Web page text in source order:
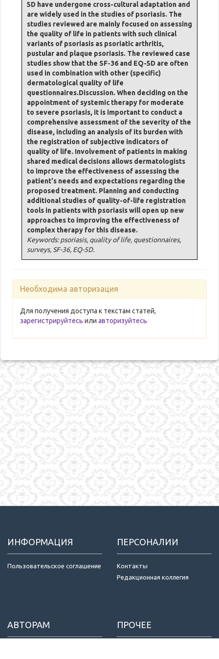
5D have undergone cross-cultural adaptation and
are widely used in the studies of psoriasis. The
studies reviewed are mainly focused on assessing
the quality of life in patients with such clinical
variants of psoriasis as psoriatic arthritis,
pustular and plaque psoriasis. The reviewed case
studies show that the SF-36 and EQ-5D are often
used in combination with other (specific)
dermatological quality of life
questionnaires.Discussion. When deciding on the
appointment of systemic therapy for moderate
to severe psoriasis, it is important to conduct a
comprehensive assessment of the severity of the
disease, including an analysis of its burden with
the registration of subjective indicators of
quality of life. Involvement of patients in making
shared medical decisions allows dermatologists
to improve the effectiveness of assessing the
patient's needs and expectations regarding the
proposed treatment. Planning and conducting
additional studies of quality-of-life registration
tools in patients with psoriasis will open up new
approaches to improving the effectiveness of
complex therapy for this disease.
Keywords: psoriasis, quality of life, questionnaires,
surveys, SF-36, EQ-5D.
Необходима авторизация
Для получения доступа к текстам статей,
зарегистрируйтесь или авторизуйтесь
ИНФОРМАЦИЯ
Пользовательское соглашение
ПЕРСОНАЛИИ
Контакты
Редакционная коллегия
АВТОРАМ ПРОЧЕЕ